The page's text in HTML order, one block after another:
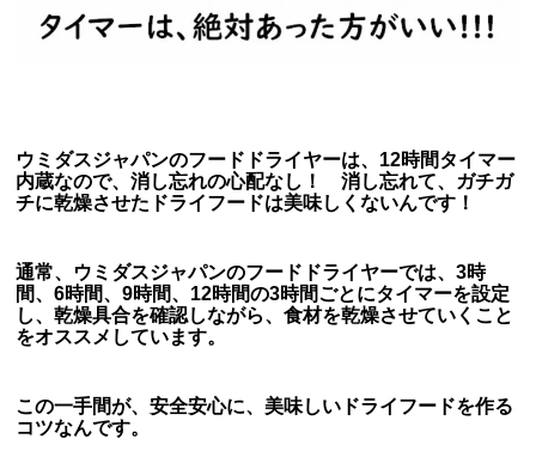
ウミダスジャパンのフードドライヤーは、12時間タイマー
内蔵なので、消し忘れの心配なし！ 消し忘れて、ガチガ
チに乾燥させたドライフードは美味しくないんです！
通常、ウミダスジャパンのフードドライヤーでは、3時
間、6時間、9時間、12時間の3時間ごとにタイマーを設定
し、乾燥具合を確認しながら、食材を乾燥させていくこと
をオススメしています。
この一手間が、安全安心に、美味しいドライフードを作る
コツなんです。